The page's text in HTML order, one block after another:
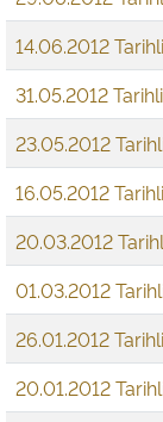
14.06.2012
31.05.2012
23.05.2012
16.05.2012
20.03.2012
01.03.2012
26.01.2012
20.01.2012